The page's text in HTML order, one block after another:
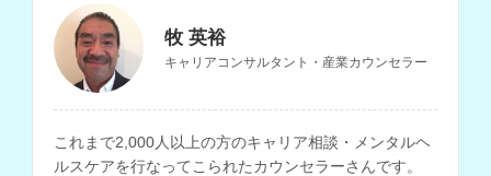
牧 英裕
キャリアコンサルタント・産業カウンセラー
これまで2,000人以上の方のキャリア相談・メンタルヘ
ルスケアを行なってこられたカウンセラーさんです。